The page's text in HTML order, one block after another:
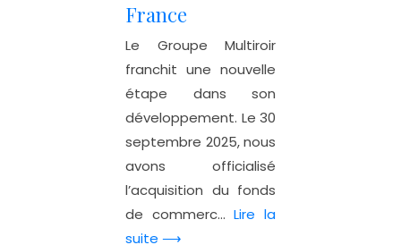
France
Le Groupe Multiroir
franchit une nouvelle
étape dans son
développement. Le 30
septembre 2025, nous
avons officialisé
l’acquisition du fonds
de commerc...Lire la
suite ⟶